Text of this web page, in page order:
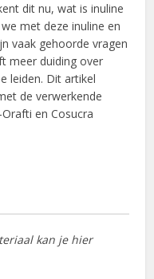
dit nu, wat is inuline
met deze inuline en
vaak gehoorde vragen
meer duiding over
leiden. Dit artikel
de verwerkende
en Cosucra
kan je hier